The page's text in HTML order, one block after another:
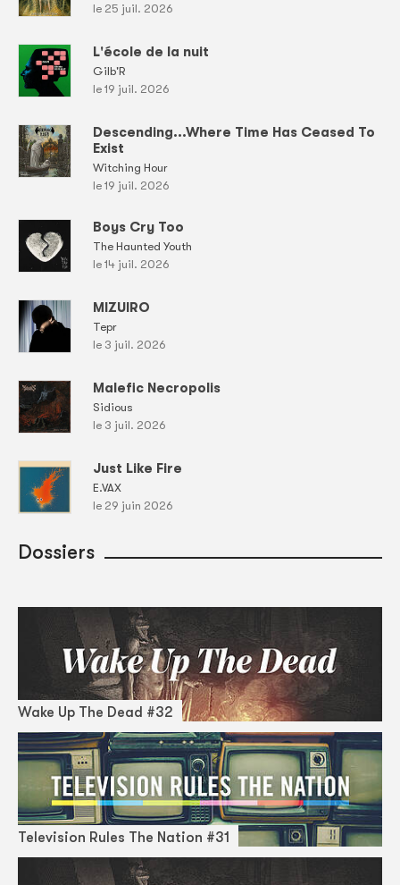
le 25 juil. 2026
L'école de la nuit
Gilb'R
le 19 juil. 2026
Descending...Where Time Has Ceased To
Exist
Witching Hour
le 19 juil. 2026
Boys Cry Too
The Haunted Youth
le 14 juil. 2026
MIZUIRO
Tepr
le 3 juil. 2026
Malefic Necropolis
Sidious
le 3 juil. 2026
Just Like Fire
E.VAX
le 29 juin 2026
Dossiers
Wake Up The Dead #32
Television Rules The Nation #31